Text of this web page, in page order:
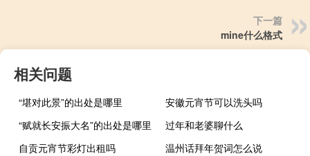
下一篇
mine什么格式
相关问题
“堪对此景”的出处是哪里
安徽元宵节可以洗头吗
“赋就长安振大名”的出处是哪里
过年和老婆聊什么
自贡元宵节彩灯出租吗
温州话拜年贺词怎么说